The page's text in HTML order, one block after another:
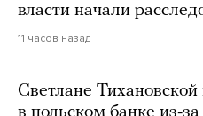
власти начали
11 часов назад
Светлане
в польском банке из-